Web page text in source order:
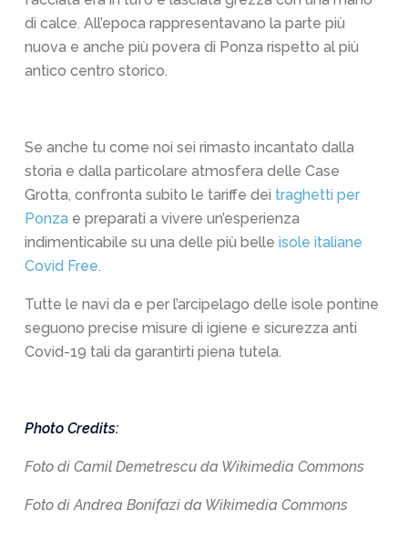
di calce. All’epoca rappresentavano la parte più
nuova e anche più povera di Ponza rispetto al più
antico centro storico.
Se anche tu come noi sei rimasto incantato dalla
storia e dalla particolare atmosfera delle Case
Grotta, confronta subito le tariffe dei traghetti per
Ponza e preparati a vivere un’esperienza
indimenticabile su una delle più belle isole italiane
Covid Free.
Tutte le navi da e per l’arcipelago delle isole pontine
seguono precise misure di igiene e sicurezza anti
Covid-19 tali da garantirti piena tutela.
Photo Credits:
Foto di Camil Demetrescu da Wikimedia Commons
Foto di Andrea Bonifazi da Wikimedia Commons